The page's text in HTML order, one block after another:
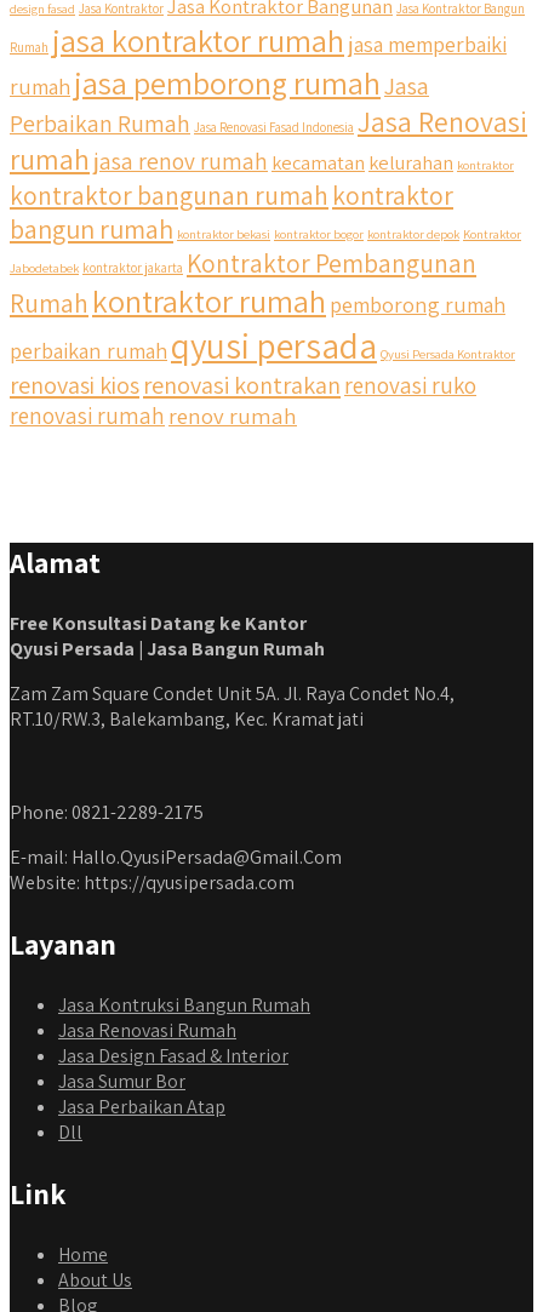
design fasad Jasa Kontraktor Jasa Kontraktor Bangunan Jasa Kontraktor Bangun
Rumah jasa kontraktor rumah jasa memperbaiki
rumah jasa pemborong rumahJasa
Perbaikan Rumah Jasa Renovasi Fasad Indonesia Jasa Renovasi
rumah jasa renov rumah kecamatan kelurahan kontraktor
kontraktor bangunan rumah kontraktor
bangun rumah kontraktor bekasi kontraktor bogor kontraktor depok Kontraktor
Jabodetabek kontraktor jakarta Kontraktor Pembangunan
Rumah kontraktor rumah pemborong rumah
perbaikan rumah qyusi persada Qyusi Persada Kontraktor
renovasi kiosrenovasi kontrakanrenovasi ruko
renovasi rumah renov rumah
Alamat
Free Konsultasi Datang ke Kantor
Qyusi Persada | Jasa Bangun Rumah
Zam Zam Square Condet Unit 5A. Jl. Raya Condet No.4,
RT.10/RW.3, Balekambang, Kec. Kramat jati
Phone: 0821-2289-2175
E-mail: Hallo.QyusiPersada@Gmail.Com
Website: https://qyusipersada.com
Layanan
Jasa Kontruksi Bangun Rumah
Jasa Renovasi Rumah
Jasa Design Fasad & Interior
Jasa Sumur Bor
Jasa Perbaikan Atap
Dll
Link
Home
About Us
Blog